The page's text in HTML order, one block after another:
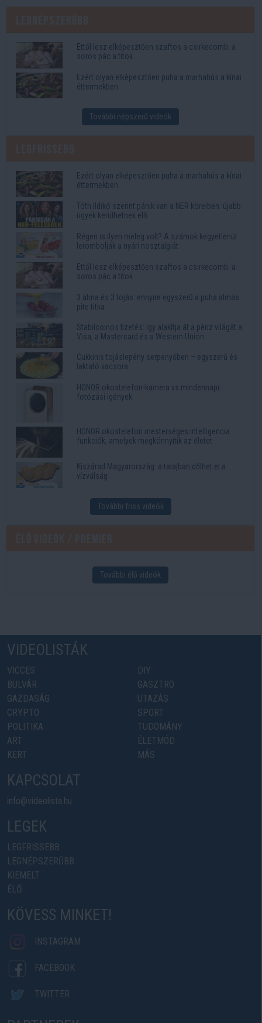
Ettől lesz elképesztően szaftos a csirkecomb: a
sörös pác a titok
Ezért olyan elképesztően puha a marhahús a kínai
éttermekben
További népszerű videók
Ezért olyan elképesztően puha a marhahús a kínai
éttermekben
Tóth Ildikó szerint pánik van a NER köreiben: újabb
ügyek kerülhetnek elő
Régen is ilyen meleg volt? A számok kegyetlenül
lerombolják a nyári nosztalgiát
Ettől lesz elképesztően szaftos a csirkecomb: a
sörös pác a titok
3 alma és 3 tojás: ennyire egyszerű a puha almás
pite titka
Stabilcoinos fizetés: így alakítja át a pénz világát a
Visa, a Mastercard és a Western Union
Cukkinis tojáslepény serpenyőben – egyszerű és
laktató vacsora
HONOR okostelefon-kamera vs mindennapi
fotózási igények
HONOR okostelefon mesterséges intelligencia
funkciók, amelyek megkönnyítik az életet
Kiszárad Magyarország: a talajban dőlhet el a
vízválság
További friss videók
További élő videók
VIDEOLISTÁK
VICCES
BULVÁR
GAZDASÁG
CRYPTO
POLITIKA
ART
KERT
DIY
GASZTRO
UTAZÁS
SPORT
TUDOMÁNY
ÉLETMÓD
MÁS
KAPCSOLAT
info@videolista.hu
LEGEK
LEGFRISSEBB
LEGNÉPSZERŰBB
KIEMELT
ÉLŐ
KÖVESS MINKET!
INSTAGRAM
FACEBOOK
TWITTER